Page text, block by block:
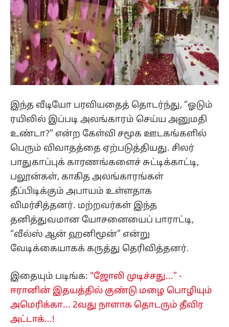
இந்த வீடியோ பரவியதைத் தொடர்ந்து, “ஓடும்
ரயிலில் இப்படி அலங்காரம் செய்ய அனுமதி
உண்டா?” என்ற கேள்வி சமூக ஊடகங்களில்
பெரும் விவாதத்தை ஏற்படுத்தியது. சிலர்
பாதுகாப்புக் காரணங்களைச் சுட்டிக்காட்டி,
பலூன்கள், காகித அலங்காரங்கள்
தீப்பிடிக்கும் அபாயம் உள்ளதாக
விமர்சித்தனர். மற்றவர்கள் இந்த
தனித்துவமான யோசனையைப் பாராட்டி,
“வீல்ஸ் ஆன் ஹனிமூன்” என்று
வேடிக்கையாகக் கருத்து தெரிவித்தனர்.
இதையும் படிங்க: “ஜோலி முடிச்சது...” -
ஈரானின் இதயத்தில் குண்டு மழை பொழியும்
அமெரிக்கா... 2வது நாளாக தொடரும் தீவிர
அட்டாக்...!